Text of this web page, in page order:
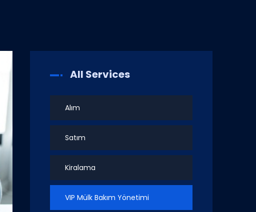
All Services
Alım
Satım
Kiralama
VIP Mülk Bakım Yönetimi